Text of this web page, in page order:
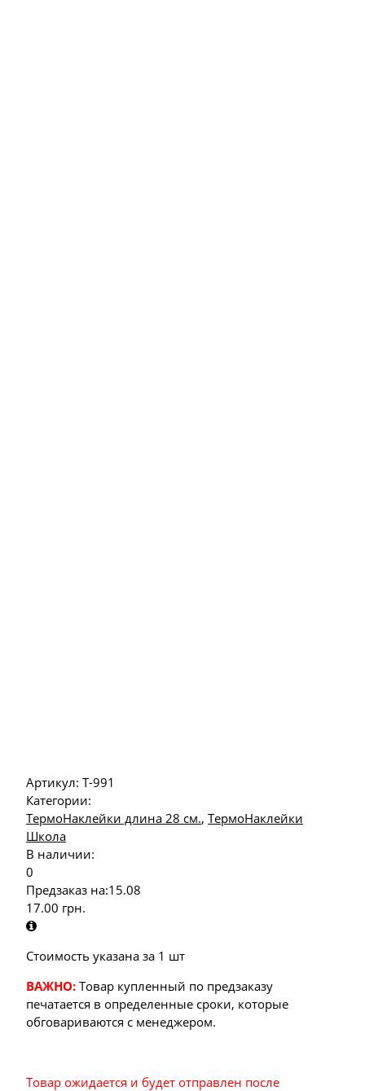
Артикул: Т-991
Категории:
ТермоНаклейки длина 28 см., ТермоНаклейки
Школа
В наличии:
0
Предзаказ на:15.08
17.00 грн.
Стоимость указана за 1 шт
ВАЖНО: Товар купленный по предзаказу
печатается в определенные сроки, которые
обговариваются с менеджером.
Товар ожидается и будет отправлен после